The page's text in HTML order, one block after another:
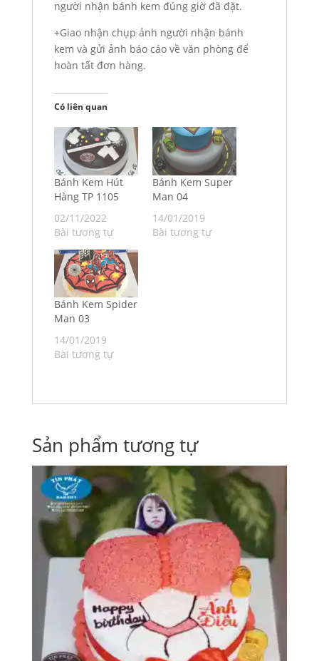
người nhận bánh kem đúng giờ đã đặt.
+Giao nhận chụp ảnh người nhận bánh
kem và gửi ảnh báo cáo về văn phòng để
hoàn tất đơn hàng.
Có liên quan
Bánh Kem Hút
Hàng TP 1105
02/11/2022
Bài tương tự
Bánh Kem Super
Man 04
14/01/2019
Bài tương tự
Bánh Kem Spider
Man 03
14/01/2019
Bài tương tự
Sản phẩm tương tự